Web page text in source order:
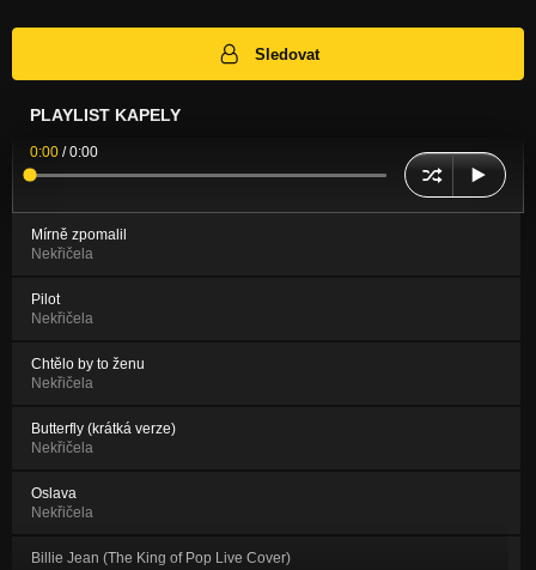
Sledovat
PLAYLIST KAPELY
0:00 /0:00
Mírně zpomalil
Nekřičela
Pilot
Nekřičela
Chtělo by to ženu
Nekřičela
Butterfly (krátká verze)
Nekřičela
Oslava
Nekřičela
Billie Jean (The King of Pop Live Cover)